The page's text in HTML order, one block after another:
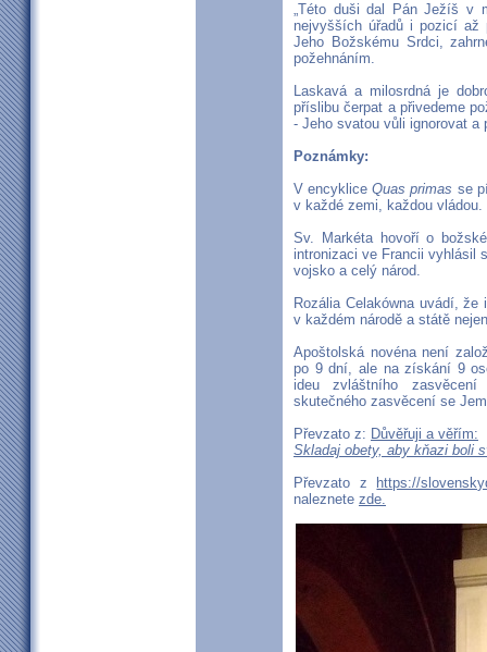
„Této duši dal Pán Ježíš v
nejvyšších úřadů i pozicí
Jeho Božskému Srdci,
požehnáním.
Laskavá a milosrdná je
příslibu čerpat a přivedeme
- Jeho svatou vůli ignorovat a
Poznámky:
V encykliceQuas primas se
v každé zemi, každou vládou.
Sv. Markéta hovoří o
intronizaci ve Francii vyhlásil
vojsko a celý národ.
Rozália Celakówna uvádí,
v každém národě a státě
Apoštolská novéna není
po 9 dní, ale na získání 9
ideu zvláštního
skutečného zasvěcení se
Převzato z: Důvěřuji a věřím:
Skladaj obety, aby kňazi boli
Převzato z
https://
naleznete zde.